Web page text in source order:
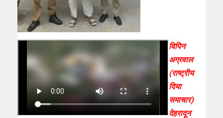
विपिन
अग्रवाल
(राष्ट्रीय
दिया
समाचार)
देहरादून